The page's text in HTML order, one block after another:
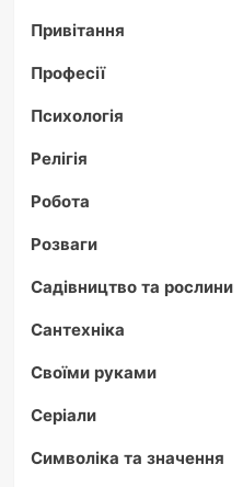
Привітання
Професії
Психологія
Релігія
Робота
Розваги
Садівництво та рослини
Сантехніка
Своїми руками
Серіали
Символіка та значення